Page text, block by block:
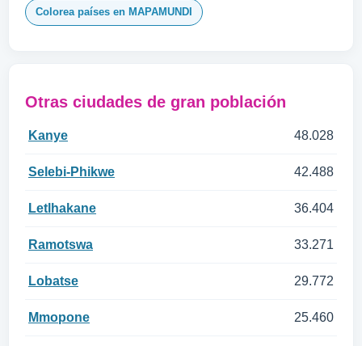
Colorea países en MAPAMUNDI
Otras ciudades de gran población
Kanye 48.028
Selebi-Phikwe 42.488
Letlhakane 36.404
Ramotswa 33.271
Lobatse 29.772
Mmopone 25.460